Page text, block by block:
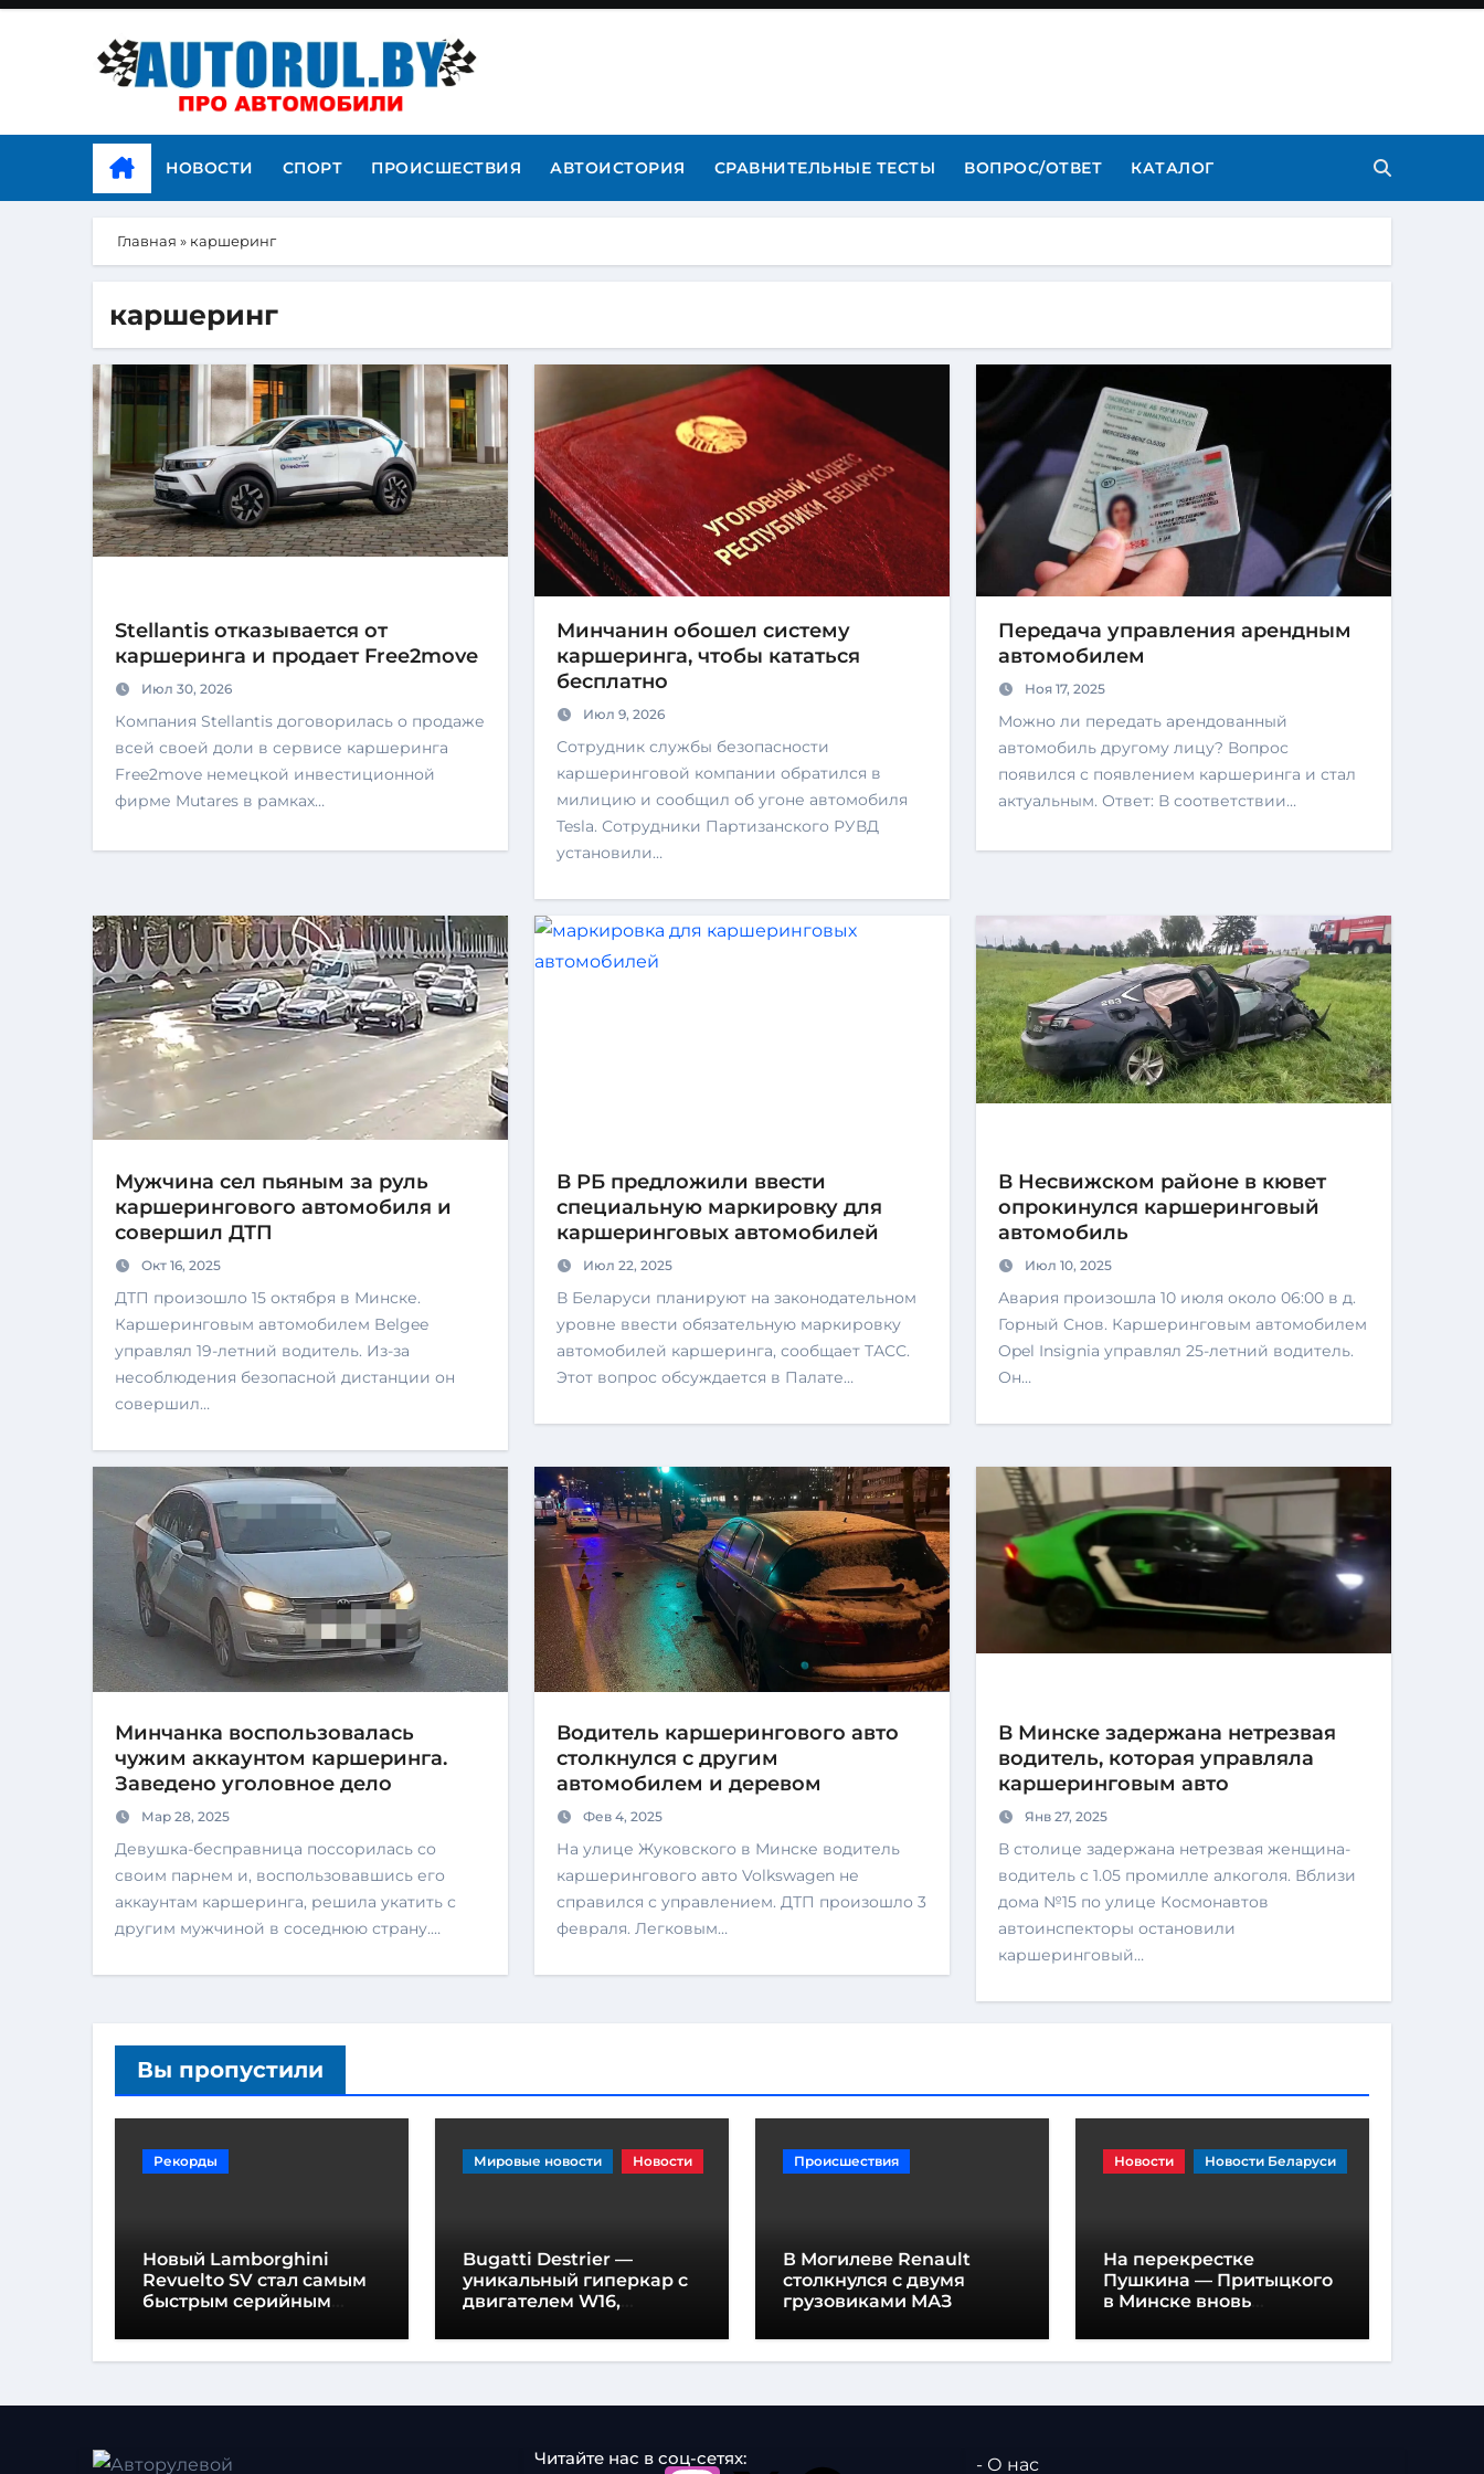
НОВОСТИ СПОРТ ПРОИСШЕСТВИЯ АВТОИСТОРИЯ СРАВНИТЕЛЬНЫЕ ТЕСТЫ ВОПРОС/ОТВЕТ КАТАЛОГ
Главная » каршеринг
каршеринг
Stellantis отказывается от
каршеринга и продает Free2move
Июл 30, 2026
Компания Stellantis договорилась о продаже
всей своей доли в сервисе каршеринга
Free2move немецкой инвестиционной
фирме Mutares в рамках…
Минчанин обошел систему
каршеринга, чтобы кататься
бесплатно
Июл 9, 2026
Сотрудник службы безопасности
каршеринговой компании обратился в
милицию и сообщил об угоне автомобиля
Tesla. Сотрудники Партизанского РУВД
установили…
Передача управления арендным
автомобилем
Ноя 17, 2025
Можно ли передать арендованный
автомобиль другому лицу? Вопрос
появился с появлением каршеринга и стал
актуальным. Ответ: В соответствии…
Мужчина сел пьяным за руль
каршерингового автомобиля и
совершил ДТП
Окт 16, 2025
ДТП произошло 15 октября в Минске.
Каршеринговым автомобилем Belgee
управлял 19-летний водитель. Из-за
несоблюдения безопасной дистанции он
совершил…
В РБ предложили ввести
специальную маркировку для
каршеринговых автомобилей
Июл 22, 2025
В Беларуси планируют на законодательном
уровне ввести обязательную маркировку
автомобилей каршеринга, сообщает ТАСС.
Этот вопрос обсуждается в Палате…
В Несвижском районе в кювет
опрокинулся каршеринговый
автомобиль
Июл 10, 2025
Авария произошла 10 июля около 06:00 в д.
Горный Снов. Каршеринговым автомобилем
Opel Insignia управлял 25-летний водитель.
Он…
Минчанка воспользовалась
чужим аккаунтом каршеринга.
Заведено уголовное дело
Мар 28, 2025
Девушка-бесправница поссорилась со
своим парнем и, воспользовавшись его
аккаунтам каршеринга, решила укатить с
другим мужчиной в соседнюю страну.…
Водитель каршерингового авто
столкнулся с другим
автомобилем и деревом
Фев 4, 2025
На улице Жуковского в Минске водитель
каршерингового авто Volkswagen не
справился с управлением. ДТП произошло 3
февраля. Легковым…
В Минске задержана нетрезвая
водитель, которая управляла
каршеринговым авто
Янв 27, 2025
В столице задержана нетрезвая женщина-
водитель с 1.05 промилле алкоголя. Вблизи
дома №15 по улице Космонавтов
автоинспекторы остановили
каршеринговый…
Вы пропустили
Рекорды
Новый Lamborghini
Revuelto SV стал самым
быстрым серийным
Хоккенхайме
Мировые новости Новости
Bugatti Destrier —
уникальный гиперкар с
двигателем W16,
лошадиных сил и
высотой всего один метр
Происшествия
В Могилеве Renault
столкнулся с двумя
грузовиками МАЗ
Новости Новости Беларуси
На перекрестке
Пушкина — Притыцкого
в Минске вновь
разметка
Читайте нас в соц-сетях: - О нас